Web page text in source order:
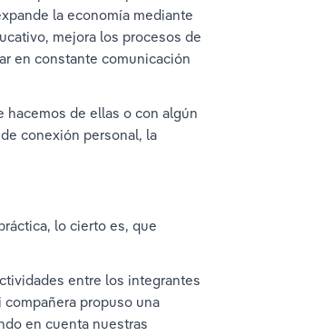
la economía mediante
mejora los procesos de
en constante comunicación
hacemos de ellas o con algún
conexión personal, la
lo cierto es, que
entre los integrantes
propuso una
en cuenta nuestras